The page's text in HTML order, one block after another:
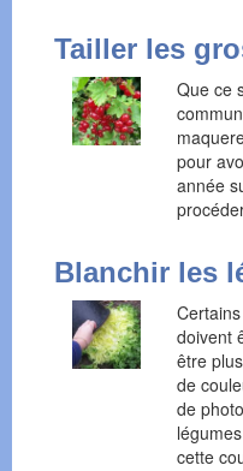
Tailler les
Que ce
pour
année
Blanchir les
doivent
être
de
de
cette